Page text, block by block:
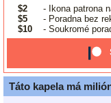
$2
- Ikona patrona
$5
- Poradna bez
$10
- Soukromé
Táto kapela má